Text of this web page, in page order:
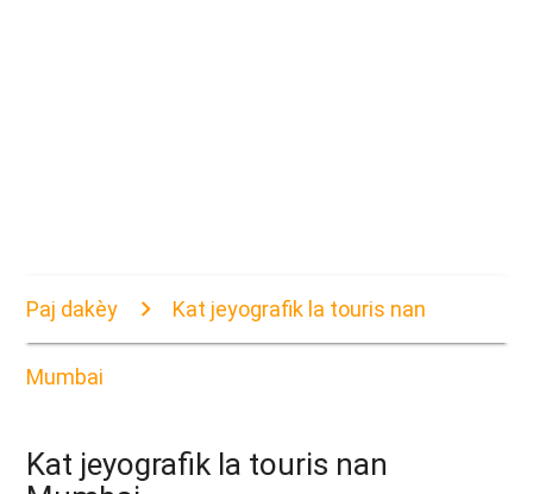
Paj dakèy Kat jeyografik la touris nan
Mumbai
Kat jeyografik la touris nan